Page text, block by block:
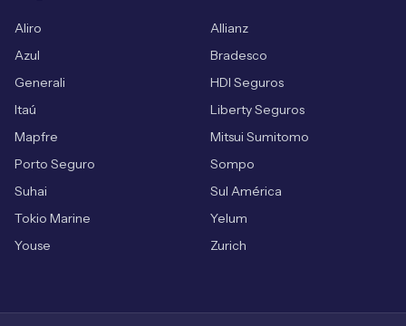
Aliro
Allianz
Azul
Bradesco
Generali
HDI Seguros
Itaú
Liberty Seguros
Mapfre
Mitsui Sumitomo
Porto Seguro
Sompo
Suhai
Sul América
Tokio Marine
Yelum
Youse
Zurich